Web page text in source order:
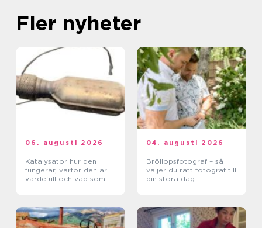
Fler nyheter
06. augusti 2026
Katalysator hur den
fungerar, varför den är
värdefull och vad som
04. augusti 2026
Bröllopsfotograf – så
väljer du rätt fotograf till
din stora dag